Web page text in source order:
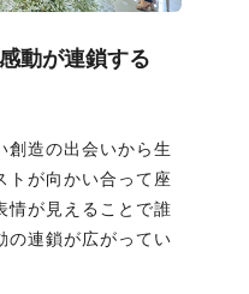
動が連鎖する
創造の出会いから生
トが向かい合って座
情が見えることで誰
の連鎖が広がってい